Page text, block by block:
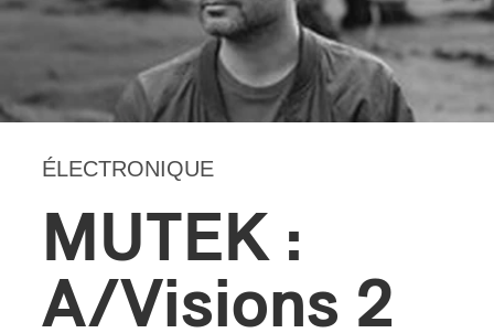
ÉLECTRONIQUE
MUTEK :
A/Visions 2